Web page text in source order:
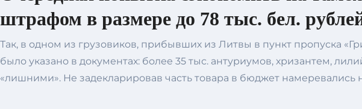
штрафом в размере до 78 тыс. бел.
Так, в одном из грузовиков, прибывших из Литвы в пункт пропуска
было указано в документах: более 35 тыс. антуриумов, хризантем,
«лишними». Не задекларировав часть товара в бюджет намеревались